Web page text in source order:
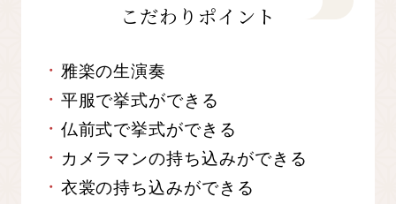
こだわりポイント
雅楽の生演奏
平服で挙式ができる
仏前式で挙式ができる
カメラマンの持ち込みができる
衣裳の持ち込みができる